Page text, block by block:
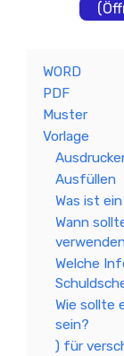
WORD
PDF
Muster
Vorlage
Ausfüllen
Was ist
Wann
Welche
Wie sollte
sein?
) für